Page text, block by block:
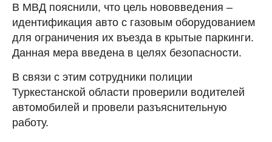
В МВД пояснили, что цель нововведения –
идентификация авто с газовым оборудованием
для ограничения их въезда в крытые паркинги.
Данная мера введена в целях безопасности.
В связи с этим сотрудники полиции
Туркестанской области проверили водителей
автомобилей и провели разъяснительную
работу.